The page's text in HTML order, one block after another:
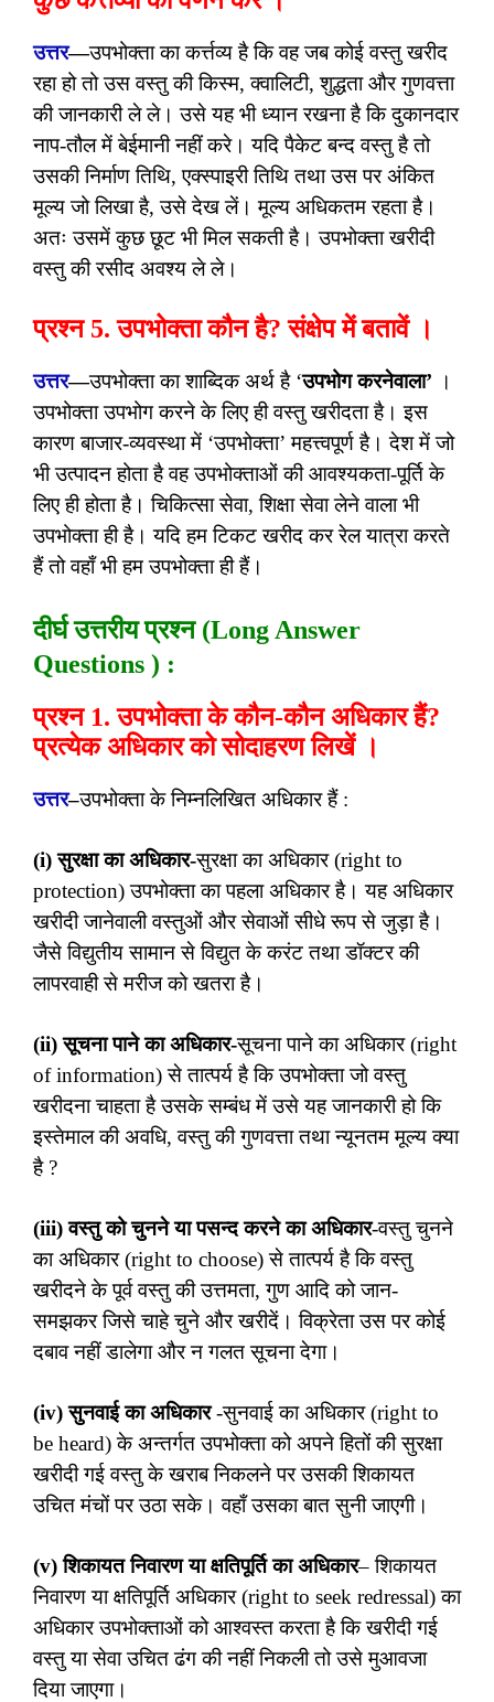
उत्तर—उपभोक्ता का कर्त्तव्य है कि वह जब कोई वस्तु खरीद
रहा हो तो उस वस्तु की किस्म, क्वालिटी, शुद्धता और गुणवत्ता
की जानकारी ले ले। उसे यह भी ध्यान रखना है कि दुकानदार
नाप-तौल में बेईमानी नहीं करे। यदि पैकेट बन्द वस्तु है तो
उसकी निर्माण तिथि, एक्स्पाइरी तिथि तथा उस पर अंकित
मूल्य जो लिखा है, उसे देख लें। मूल्य अधिकतम रहता है।
अतः उसमें कुछ छूट भी मिल सकती है। उपभोक्ता खरीदी
वस्तु की रसीद अवश्य ले ले।
प्रश्न 5. उपभोक्ता कौन है? संक्षेप में बतावें ।
उत्तर—उपभोक्ता का शाब्दिक अर्थ है ‘उपभोग करनेवाला’ ।
उपभोक्ता उपभोग करने के लिए ही वस्तु खरीदता है। इस
कारण बाजार-व्यवस्था में ‘उपभोक्ता’ महत्त्वपूर्ण है। देश में जो
भी उत्पादन होता है वह उपभोक्ताओं की आवश्यकता-पूर्ति के
लिए ही होता है। चिकित्सा सेवा, शिक्षा सेवा लेने वाला भी
उपभोक्ता ही है। यदि हम टिकट खरीद कर रेल यात्रा करते
हैं तो वहाँ भी हम उपभोक्ता ही हैं।
दीर्घ उत्तरीय प्रश्न (Long Answer
Questions ) :
प्रश्न 1. उपभोक्ता के कौन-कौन अधिकार हैं?
प्रत्येक अधिकार को सोदाहरण लिखें ।
उत्तर–उपभोक्ता के निम्नलिखित अधिकार हैं :
(i) सुरक्षा का अधिकार-सुरक्षा का अधिकार (right to
protection) उपभोक्ता का पहला अधिकार है। यह अधिकार
खरीदी जानेवाली वस्तुओं और सेवाओं सीधे रूप से जुड़ा है।
जैसे विद्युतीय सामान से विद्युत के करंट तथा डॉक्टर की
लापरवाही से मरीज को खतरा है।
(ii) सूचना पाने का अधिकार-सूचना पाने का अधिकार (right
of information) से तात्पर्य है कि उपभोक्ता जो वस्तु
खरीदना चाहता है उसके सम्बंध में उसे यह जानकारी हो कि
इस्तेमाल की अवधि, वस्तु की गुणवत्ता तथा न्यूनतम मूल्य क्या
है ?
(iii) वस्तु को चुनने या पसन्द करने का अधिकार-वस्तु चुनने
का अधिकार (right to choose) से तात्पर्य है कि वस्तु
खरीदने के पूर्व वस्तु की उत्तमता, गुण आदि को जान-
समझकर जिसे चाहे चुने और खरीदें। विक्रेता उस पर कोई
दबाव नहीं डालेगा और न गलत सूचना देगा।
(iv) सुनवाई का अधिकार-सुनवाई का अधिकार (right to
be heard) के अन्तर्गत उपभोक्ता को अपने हितों की सुरक्षा
खरीदी गई वस्तु के खराब निकलने पर उसकी शिकायत
उचित मंचों पर उठा सके। वहाँ उसका बात सुनी जाएगी।
(v) शिकायत निवारण या क्षतिपूर्ति का अधिकार– शिकायत
निवारण या क्षतिपूर्ति अधिकार (right to seek redressal) का
अधिकार उपभोक्ताओं को आश्वस्त करता है कि खरीदी गई
वस्तु या सेवा उचित ढंग की नहीं निकली तो उसे मुआवजा
दिया जाएगा।